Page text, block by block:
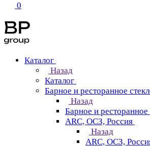
0
Каталог
Назад
Каталог
Барное и ресторанное
Назад
Барное и ресторанное
ARC, ОСЗ, Россия
Назад
ARC, ОСЗ,